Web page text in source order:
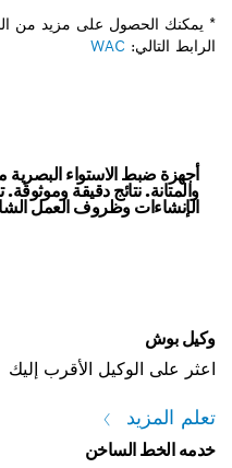
* يمكنك الحصول على مزيد من
الرابط التالي: WAC
أجهزة ضبط الاستواء البصرية
والمتانة. نتائج دقيقة
الإنشاءات وظروف العمل
وكيل بوش
اعثر على الوكيل الأقرب إليك
تعلم المزيد
خدمه الخط الساخن